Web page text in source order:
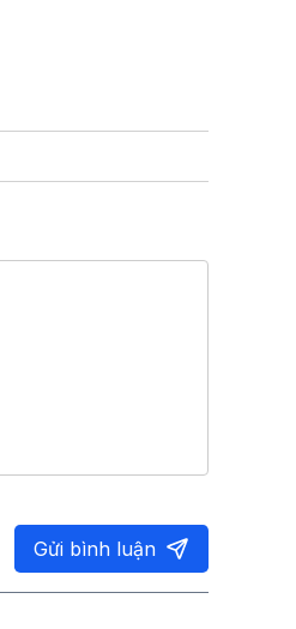
Gửi bình luận